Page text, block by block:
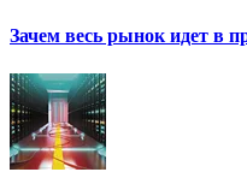
Зачем весь рынок идет в